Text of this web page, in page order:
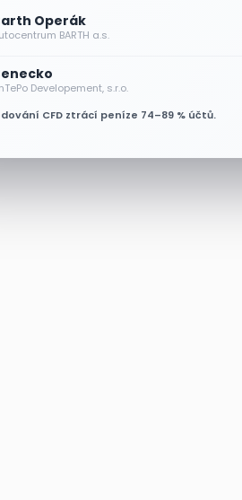
Operák
BARTH a.s.
Developement, s.r.o.
CFD ztrácí peníze 74–89 % účtů.